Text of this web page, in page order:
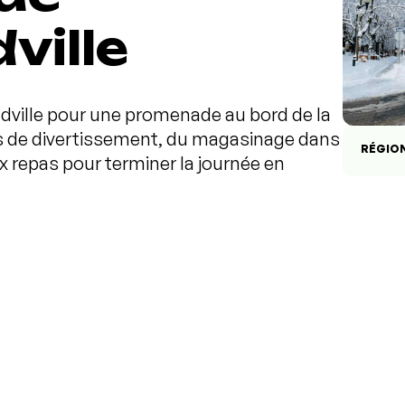
pour une promenade au bord de la
divertissement, du magasinage dans
repas pour terminer la journée en